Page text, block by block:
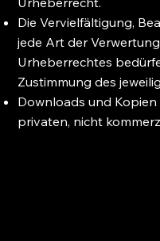
Die Vervielfältigung,
jede Art der
Urheberrechtes
Zustimmung des
Downloads und
privaten, nicht